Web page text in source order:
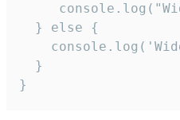
  } else {
  }
}